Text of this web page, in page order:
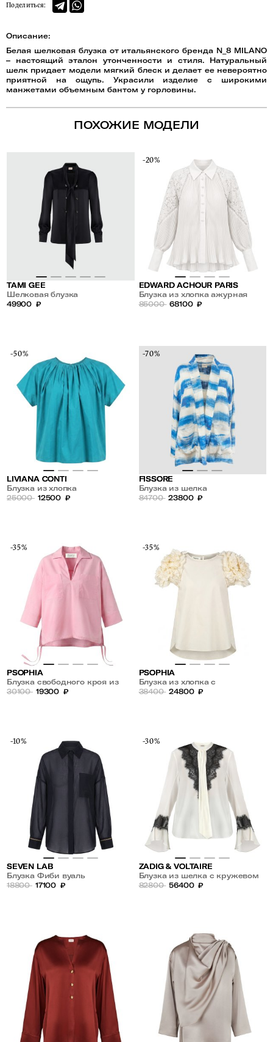
Поделиться:
Описание:
Белая шелковая блузка от итальянского бренда N_8 MILANO
– настоящий эталон утонченности и стиля. Натуральный
шелк придает модели мягкий блеск и делает ее невероятно
приятной на ощупь. Украсили изделие с широкими
манжетами объемным бантом у горловины.
ПОХОЖИЕ МОДЕЛИ
TAMI GEE
Шелковая блузка
49900 ₽
-20%
EDWARD ACHOUR PARIS
Блузка из хлопка ажурная
85000 68100 ₽
-50%
LIVIANA CONTI
Блузка из хлопка
25000 12500 ₽
-70%
FISSORE
Блузка из шелка
84700 23800 ₽
-35%
PSOPHIA
Блузка свободного кроя из
хлопка
30100 19300 ₽
-35%
PSOPHIA
Блузка из хлопка с
акцентными рукавами
38400 24800 ₽
-10%
SEVEN LAB
Блузка Фиби вуаль
18800 17100 ₽
-30%
ZADIG & VOLTAIRE
Блузка из шелка с кружевом
82800 56400 ₽